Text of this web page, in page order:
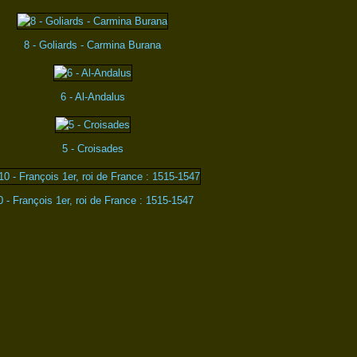
8 - Goliards - Carmina Burana
6 - Al-Andalus
5 - Croisades
- François 1er, roi de France : 1515-1547